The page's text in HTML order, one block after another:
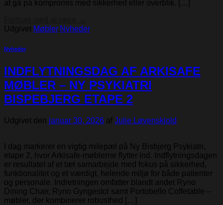
at gå på kompromis med sikkerhed eller overblik. […]
Udgivet Møbler,Nyheder
Nyheder
INDFLYTNINGSDAG AF ARKISAFE
MØBLER – NY PSYKIATRI
BISPEBJERG ETAPE 2
Udgivet den januar 30, 2026 af Julie Løvenskjold
I dag markerer en vigtig milepæl på Ny Bisbjerg Psykiatri,
etape 2, hvor Arkisafe-møblerne flytter ind. Indflytningsdagen
er resultatet af et tæt samarbejde med fokus på sikkerhed,
funktionalitet og et værdigt, helende miljø for både patienter
og personale. Indretningen omfatter blandt andet Ryno
Dining Chair, Ryno Gyngestol samt Portobello Coffetable –
møbler, der kombinerer robusthed […]